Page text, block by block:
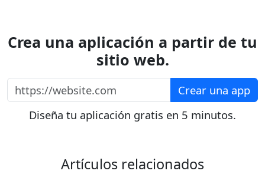
Crea una aplicación a partir de tu
sitio web.
https://website.com
Crear una app
Diseña tu aplicación gratis en 5 minutos.
Artículos relacionados